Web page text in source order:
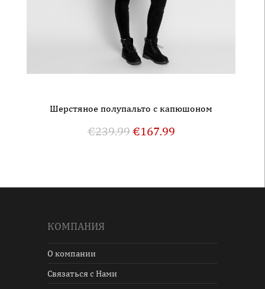
Шерстяное полупальто с капюшоном
€239.99€167.99
КОМПАНИЯ
О компании
Связаться с Нами